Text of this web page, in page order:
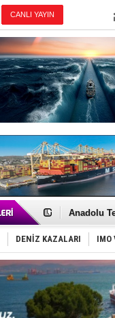
İnsansız
Anadolu
Derince,
Tüpraş,
İTU AUV,
LNG
PROYAD,
Türkiye-
Türk
Deniz
DENİZ KAZALARI IMO